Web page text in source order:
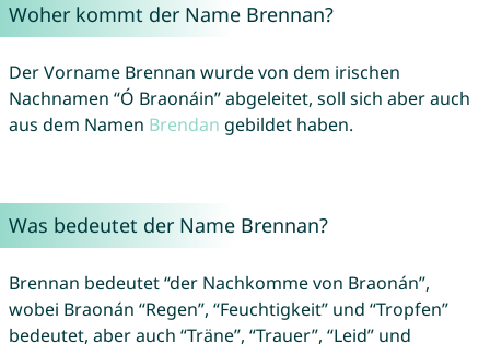
Woher kommt der Name Brennan?
Der Vorname Brennan wurde von dem irischen
Nachnamen “Ó Braonáin” abgeleitet, soll sich aber auch
aus dem Namen Brendan gebildet haben.
Was bedeutet der Name Brennan?
Brennan bedeutet “der Nachkomme von Braonán”,
wobei Braonán “Regen”, “Feuchtigkeit” und “Tropfen”
bedeutet, aber auch “Träne”, “Trauer”, “Leid” und